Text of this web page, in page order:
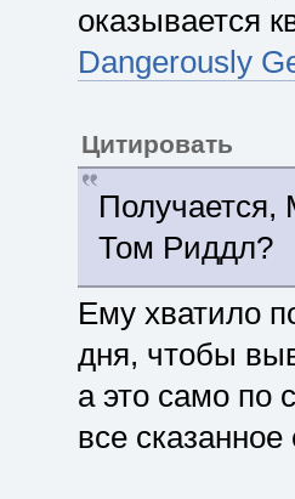
оказывается
Dangerously
Цитировать
Получается,
Том Риддл?
Ему хватило
дня, чтобы
а это само по
все